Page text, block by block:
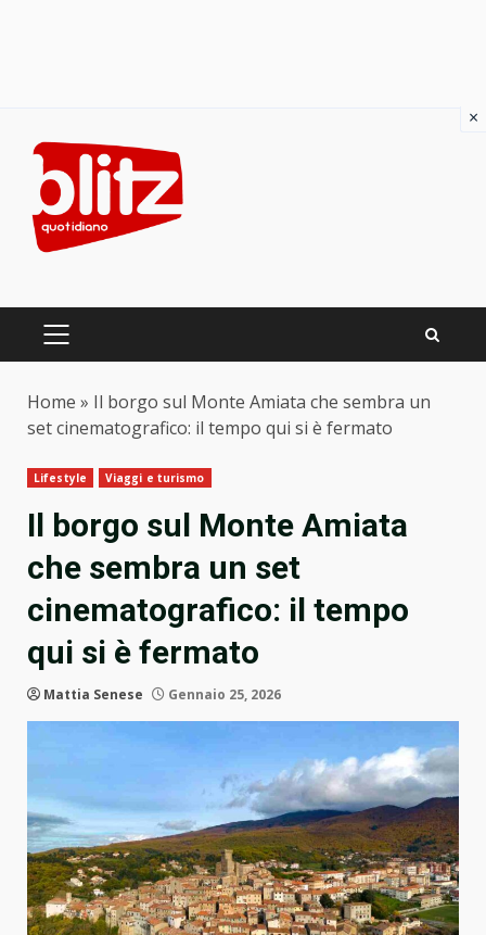
content
PRIMARY
Home » Il borgo sul Monte Amiata che sembra un
set cinematografico: il tempo qui si è fermato
Lifestyle Viaggi e turismo
Il borgo sul Monte Amiata
che sembra un set
cinematografico: il tempo
qui si è fermato
Mattia Senese Gennaio 25, 2026
×